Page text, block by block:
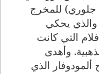
جلوري) للمخرج
والذي يحكي
التي كانت
. وأهدى
ألمودوفار الذي